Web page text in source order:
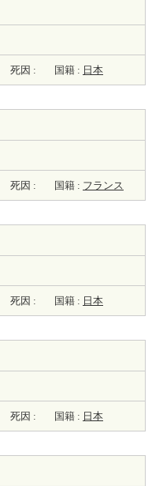
死因 : 国籍 : 日本
死因 : 国籍 : フランス
死因 : 国籍 : 日本
死因 : 国籍 : 日本